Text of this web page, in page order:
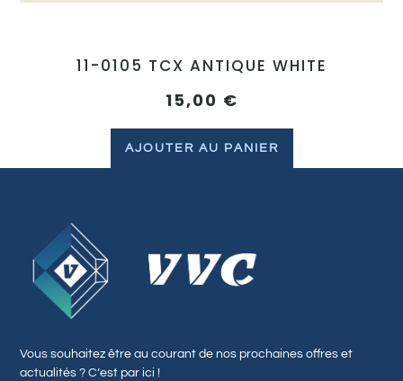
11-0105 TCX ANTIQUE WHITE
15,00 €
AJOUTER AU PANIER
Vous souhaitez être au courant de nos prochaines offres et
actualités ? C’est par ici !